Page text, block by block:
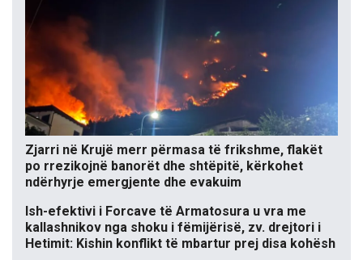
Zjarri në Krujë merr përmasa të frikshme, flakët
po rrezikojnë banorët dhe shtëpitë, kërkohet
ndërhyrje emergjente dhe evakuim
Ish-efektivi i Forcave të Armatosura u vra me
kallashnikov nga shoku i fëmijërisë, zv. drejtori i
Hetimit: Kishin konflikt të mbartur prej disa kohësh